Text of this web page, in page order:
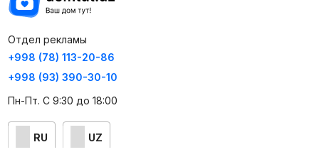
Отдел рекламы
+998 (78) 113-20-86
+998 (93) 390-30-10
Пн-Пт. С 9:30 до 18:00
RU UZ